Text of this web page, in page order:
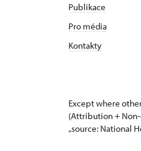
Publikace
Pro média
Kontakty
Except where
(Attribution +
„source: National